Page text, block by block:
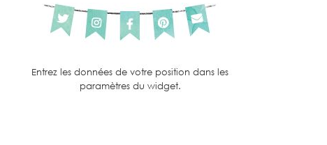
Entrez les données de votre position dans les
paramètres du widget.